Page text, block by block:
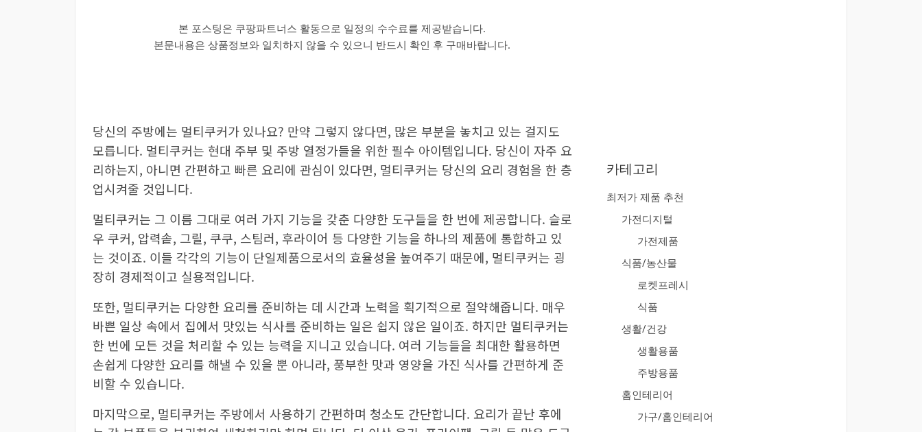
본 포스팅은 쿠팡파트너스 활동으로 일정의 수수료를 제공받습니다.
본문내용은 상품정보와 일치하지 않을 수 있으니 반드시 확인 후 구매바랍니다.
당신의 주방에는 멀티쿠커가 있나요? 만약 그렇지 않다면, 많은 부분을 놓치고 있는 걸지도
모릅니다. 멀티쿠커는 현대 주부 및 주방 열정가들을 위한 필수 아이템입니다. 당신이 자주 요
리하는지, 아니면 간편하고 빠른 요리에 관심이 있다면, 멀티쿠커는 당신의 요리 경험을 한 층
업시켜줄 것입니다.
멀티쿠커는 그 이름 그대로 여러 가지 기능을 갖춘 다양한 도구들을 한 번에 제공합니다. 슬로
우 쿠커, 압력솥, 그릴, 쿠쿠, 스팀러, 후라이어 등 다양한 기능을 하나의 제품에 통합하고 있
는 것이죠. 이들 각각의 기능이 단일제품으로서의 효율성을 높여주기 때문에, 멀티쿠커는 굉
장히 경제적이고 실용적입니다.
또한, 멀티쿠커는 다양한 요리를 준비하는 데 시간과 노력을 획기적으로 절약해줍니다. 매우
바쁜 일상 속에서 집에서 맛있는 식사를 준비하는 일은 쉽지 않은 일이죠. 하지만 멀티쿠커는
한 번에 모든 것을 처리할 수 있는 능력을 지니고 있습니다. 여러 기능들을 최대한 활용하면
손쉽게 다양한 요리를 해낼 수 있을 뿐 아니라, 풍부한 맛과 영양을 가진 식사를 간편하게 준
비할 수 있습니다.
마지막으로, 멀티쿠커는 주방에서 사용하기 간편하며 청소도 간단합니다. 요리가 끝난 후에
카테고리
최저가 제품 추천
가전디지털
가전제품
식품/농산물
로켓프레시
식품
생활/건강
생활용품
주방용품
홈인테리어
가구/홈인테리어